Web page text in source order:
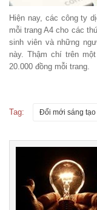
Hiện nay, các công ty
mỗi trang A4 cho các
sinh viên và những
này. Thậm chí trên
20.000 đồng mỗi trang.
Tag: Đổi mới sáng tạo